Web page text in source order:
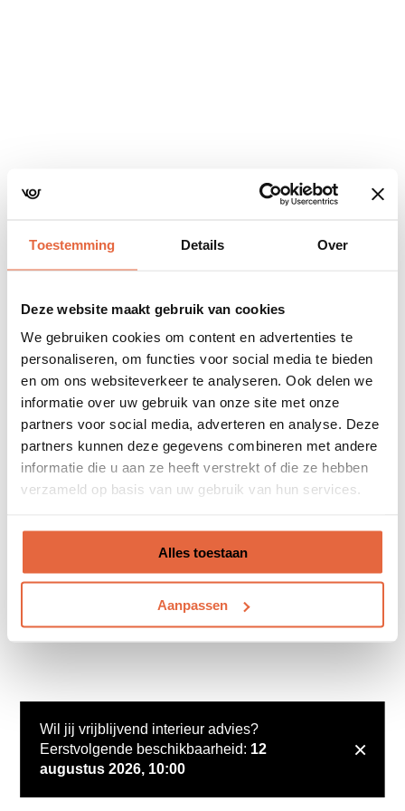
Toestemming Details Over
Deze website maakt gebruik van cookies
We gebruiken cookies om content en advertenties te
personaliseren, om functies voor social media te bieden
en om ons websiteverkeer te analyseren. Ook delen we
informatie over uw gebruik van onze site met onze
partners voor social media, adverteren en analyse. Deze
partners kunnen deze gegevens combineren met andere
informatie die u aan ze heeft verstrekt of die ze hebben
verzameld op basis van uw gebruik van hun services.
Alles toestaan
Aanpassen
Wil jij vrijblijvend interieur advies?
Eerstvolgende beschikbaarheid: 12
augustus 2026, 10:00
×